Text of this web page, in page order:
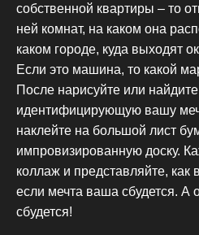
собственной квартиры – то
ней комнат, на каком она
каком городе, куда выходят
Если это машина, то какой
После нарисуйте или
идентифицирующую вашу
наклейте на большой лист
импровизированную доску.
коллаж и представляйте, как
если мечта ваша сбудется. А
сбудется!